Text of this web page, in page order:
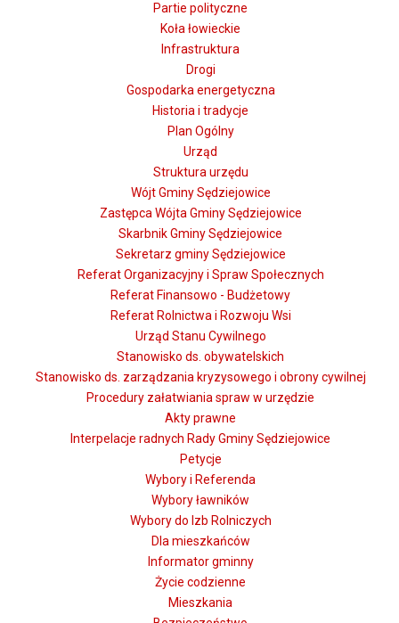
Partie polityczne
Koła łowieckie
Infrastruktura
Drogi
Gospodarka energetyczna
Historia i tradycje
Plan Ogólny
Urząd
Struktura urzędu
Wójt Gminy Sędziejowice
Zastępca Wójta Gminy Sędziejowice
Skarbnik Gminy Sędziejowice
Sekretarz gminy Sędziejowice
Referat Organizacyjny i Spraw Społecznych
Referat Finansowo - Budżetowy
Referat Rolnictwa i Rozwoju Wsi
Urząd Stanu Cywilnego
Stanowisko ds. obywatelskich
Stanowisko ds. zarządzania kryzysowego i obrony cywilnej
Procedury załatwiania spraw w urzędzie
Akty prawne
Interpelacje radnych Rady Gminy Sędziejowice
Petycje
Wybory i Referenda
Wybory ławników
Wybory do Izb Rolniczych
Dla mieszkańców
Informator gminny
Życie codzienne
Mieszkania